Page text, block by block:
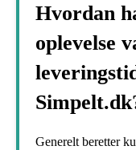
Hvordan
oplevelse
Generelt beretter